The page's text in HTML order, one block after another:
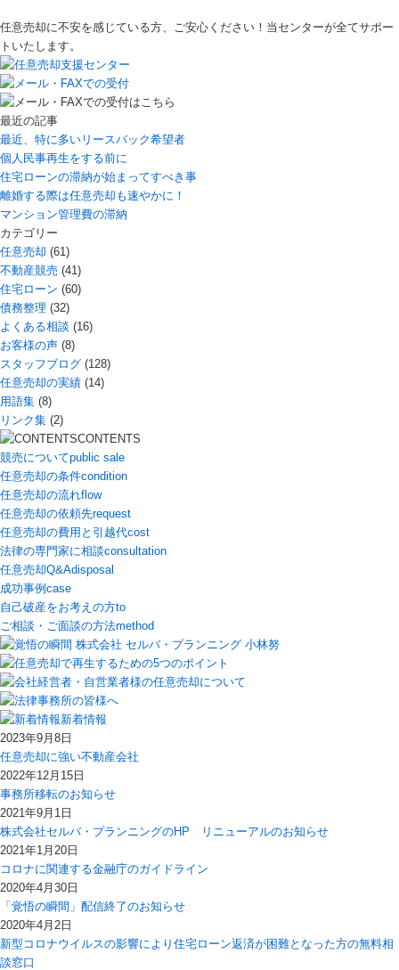
任意売却に不安を感じている方、ご安心ください！当センターが全てサポー
トいたします。
最近の記事
最近、特に多いリースバック希望者
個人民事再生をする前に
住宅ローンの滞納が始まってすべき事
離婚する際は任意売却も速やかに！
マンション管理費の滞納
カテゴリー
任意売却 (61)
不動産競売 (41)
住宅ローン (60)
債務整理 (32)
よくある相談 (16)
お客様の声 (8)
スタッフブログ (128)
任意売却の実績 (14)
用語集 (8)
リンク集 (2)
CONTENTS
競売についてpublic sale
任意売却の条件condition
任意売却の流れflow
任意売却の依頼先request
任意売却の費用と引越代cost
法律の専門家に相談consultation
任意売却Q&Adisposal
成功事例 case
自己破産をお考えの方to
ご相談・ご面談の方法method
新着情報
2023年9月8日
任意売却に強い不動産会社
2022年12月15日
事務所移転のお知らせ
2021年9月1日
株式会社セルバ・プランニングのHP リニューアルのお知らせ
2021年1月20日
コロナに関連する金融庁のガイドライン
2020年4月30日
「覚悟の瞬間」配信終了のお知らせ
2020年4月2日
新型コロナウイルスの影響により住宅ローン返済が困難となった方の無料相
談窓口